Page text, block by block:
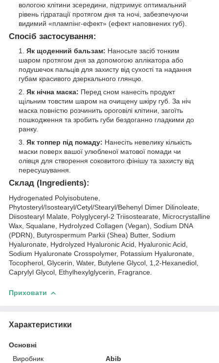
вологою клітини зсередини, підтримує оптимальний
рівень гідратації протягом дня та ночі, забезпечуючи
видимий «плампінг-ефект» (ефект наповнених губ).
Спосіб застосування:
Як щоденний бальзам: Наносьте засіб тонким
шаром протягом дня за допомогою аплікатора або
подушечок пальців для захисту від сухості та надання
губам красивого дзеркального глянцю.
Як нічна маска: Перед сном нанесіть продукт
щільним товстим шаром на очищену шкіру губ. За ніч
маска повністю розчинить ороговілі клітини, загоїть
пошкодження та зробить губи бездоганно гладкими до
ранку.
Як топпер під помаду: Нанесіть невелику кількість
маски поверх вашої улюбленої матової помади чи
олівця для створення соковитого фінішу та захисту від
пересушування.
Склад (Ingredients):
Hydrogenated Polyisobutene,
Phytosteryl/Isostearyl/Cetyl/Stearyl/Behenyl Dimer Dilinoleate,
Diisostearyl Malate, Polyglyceryl-2 Triisostearate, Microcrystalline
Wax, Squalane, Hydrolyzed Collagen (Vegan), Sodium DNA
(PDRN), Butyrospermum Parkii (Shea) Butter, Sodium
Hyaluronate, Hydrolyzed Hyaluronic Acid, Hyaluronic Acid,
Sodium Hyaluronate Crosspolymer, Potassium Hyaluronate,
Tocopherol, Glycerin, Water, Butylene Glycol, 1,2-Hexanediol,
Caprylyl Glycol, Ethylhexylglycerin, Fragrance.
Приховати
Характеристики
Основні
Виробник
Abib